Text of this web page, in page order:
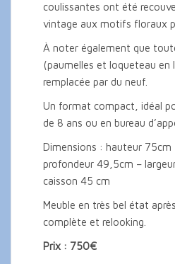
coulissantes ont été
vintage aux motifs floraux
À noter également que
(paumelles et loqueteau en
remplacée par du neuf.
Un format compact, idéal
de 8 ans ou en bureau
Dimensions : hauteur
profondeur 49,5cm –
caisson 45 cm
Meuble en très bel état
complète et relooking.
Prix : 750€